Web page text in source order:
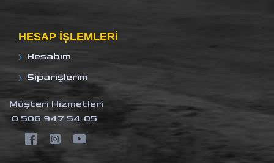
HESAP IŞLEMLERI
Hesabım
Siparişlerim
Müşteri Hizmetleri
0 506 947 54 05